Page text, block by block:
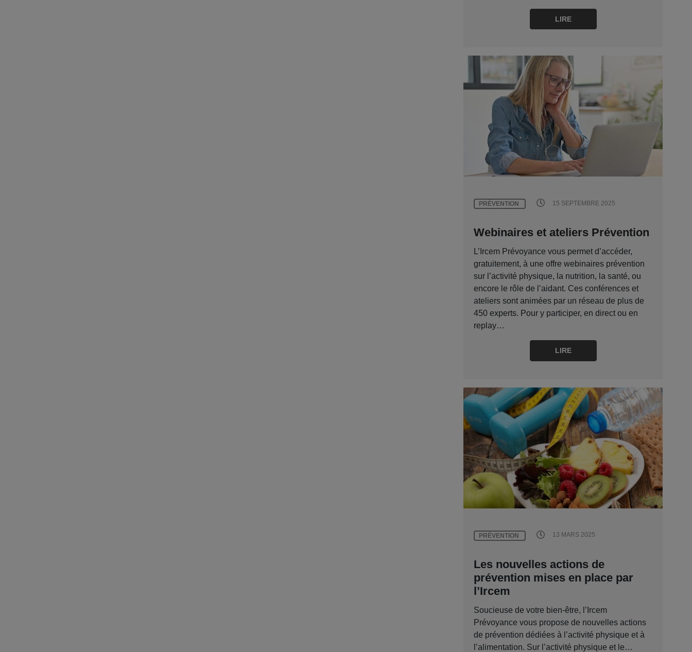
LIRE
PRÉVENTION 15 SEPTEMBRE 2025
Webinaires et ateliers Prévention
L’Ircem Prévoyance vous permet d’accéder,
gratuitement, à une offre webinaires prévention
sur l’activité physique, la nutrition, la santé, ou
encore le rôle de l’aidant. Ces conférences et
ateliers sont animées par un réseau de plus de
450 experts. Pour y participer, en direct ou en
replay…
LIRE
PRÉVENTION 13 MARS 2025
Les nouvelles actions de
prévention mises en place par
l’Ircem
Soucieuse de votre bien-être, l’Ircem
Prévoyance vous propose de nouvelles actions
de prévention dédiées à l’activité physique et à
l’alimentation. Sur l’activité physique et le…